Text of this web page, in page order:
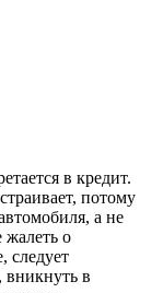
в кредит.
потому
а не
жалеть о
следует
вникнуть в